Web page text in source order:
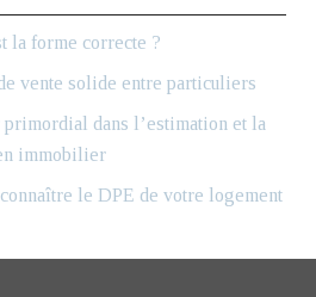
la forme correcte ?
vente solide entre particuliers
primordial dans l’estimation et la
immobilier
le DPE de votre logement